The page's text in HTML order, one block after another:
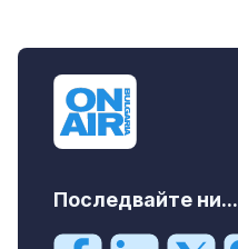
Последвайте ни...